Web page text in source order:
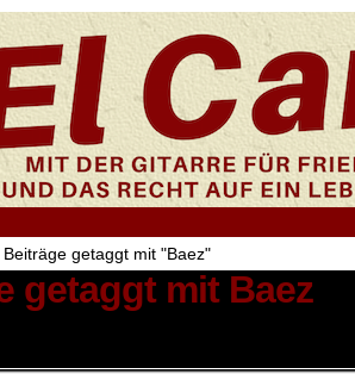
Beiträge getaggt mit "Baez"
getaggt mit Baez